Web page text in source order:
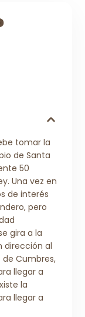
tomar la
de Santa
50
Una vez en
de interés
pero
gira a la
dirección al
de Cumbres,
llegar a
la
llegar a